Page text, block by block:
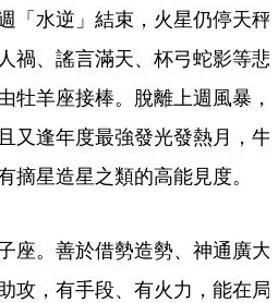
「水逆」結束，火星仍停天秤
禍、謠言滿天、杯弓蛇影等悲
牡羊座接棒。脫離上週風暴，
又逢年度最強發光發熱月，牛
摘星造星之類的高能見度。
座。善於借勢造勢、神通廣大
攻，有手段、有火力，能在局